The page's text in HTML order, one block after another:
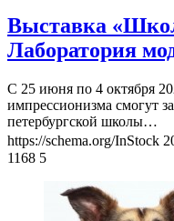
Выставка
Лаборатория
С 25 июня по 4 октября
импрессионизма смогут
петербургской школы…
https://schema.org/InStock
1168 5